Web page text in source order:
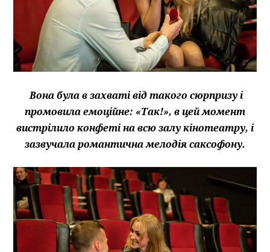
Вона була в захваті від такого сюрпризу і
промовила емоційне: «Так!», в цей момент
вистрілило конфеті на всю залу кінотеатру, і
зазвучала романтична мелодія саксофону.